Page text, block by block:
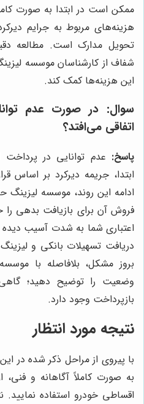
ممکن است در ابتدا به صورت
هزینه‌های مربوط به جرایم
تحویل مدارک است. مطالعه
شفاف از کارشناسان موسسه
این هزینه‌ها کمک کند.
سوال: در صورت عدم
اتفاقی می‌افتد؟
پاسخ: عدم توانایی در
ابتدا، جریمه دیرکرد بر اساس
ادامه این روند، موسسه لیزینگ
فروش آن برای بازیافت بدهی
اعتباری شما به شدت آسیب
دریافت تسهیلات بانکی و
بروز مشکل، بلافاصله با
وضعیت را توضیح دهید؛ گاهی
بازپرداخت وجود دارد.
نتیجه مورد انتظار
با پیروی از مراحل ذکر شده در
به صورت کاملاً آگاهانه و
اقساطی خودرو استفاده نمایید.